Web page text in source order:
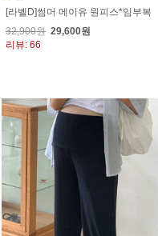
[라벨D]썸머 메이유 원피스*임부복
32,900원 29,600원
리뷰: 66